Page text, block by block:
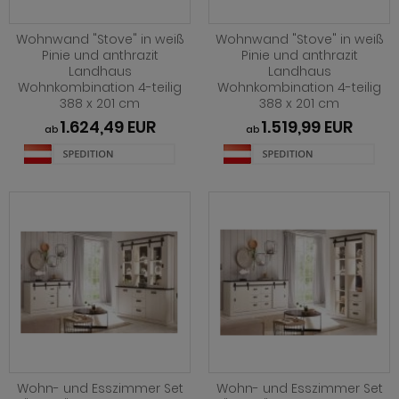
Wohnwand "Stove" in weiß
Pinie und anthrazit
Landhaus
Wohnkombination 4-teilig
388 x 201 cm
ab 1.624,49 EUR
Wohnwand "Stove" in weiß
Pinie und anthrazit
Landhaus
Wohnkombination 4-teilig
388 x 201 cm
ab 1.519,99 EUR
Wohn- und Esszimmer Set
Wohn- und Esszimmer Set
Hochglanz
LED
Glasplatte
Schublade
Stauraum
Rollen
Rovola
Seyne
Stove weiß Pinie
Ward
Runner grau
Scout
SetOne weiß und grau
Skin
Touch